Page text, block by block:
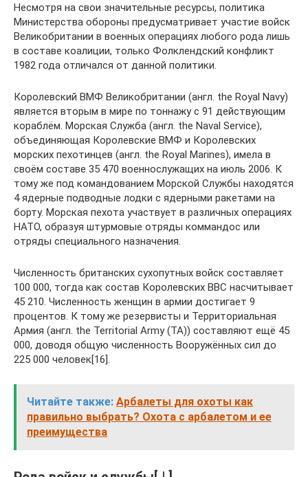
Несмотря на свои значительные ресурсы, политика
Министерства обороны предусматривает участие войск
Великобритании в военных операциях любого рода лишь
в составе коалиции, только Фолклендский конфликт
1982 года отличался от данной политики.
Королевский ВМФ Великобритании (англ. the Royal Navy)
является вторым в мире по тоннажу с 91 действующим
кораблём. Морская Служба (англ. the Naval Service),
объединяющая Королевские ВМФ и Королевских
морских пехотинцев (англ. the Royal Marines), имела в
своём составе 35 470 военнослужащих на июль 2006. К
тому же под командованием Морской Службы находятся
4 ядерные подводные лодки с ядерными ракетами на
борту. Морская пехота участвует в различных операциях
НАТО, образуя штурмовые отряды коммандос или
отряды специального назначения.
Численность британских сухопутных войск составляет
100 000, тогда как состав Королевских ВВС насчитывает
45 210. Численность женщин в армии достигает 9
процентов. К тому же резервисты и Территориальная
Армия (англ. the Territorial Army (TA)) составляют ещё 45
000, доводя общую численность Вооружённых сил до
225 000 человек[16].
Читайте также: Арбалеты для охоты как
правильно выбрать? Охота с арбалетом и ее
преимущества